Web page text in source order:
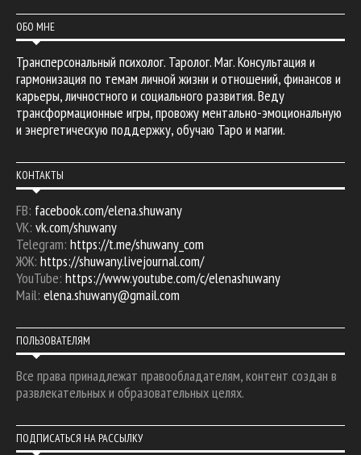
ОБО МНЕ
Трансперсональный психолог. Таролог. Маг. Консультация и
гармонизация по темам личной жизни и отношений, финансов и
карьеры, личностного и социального развития. Веду
трансформационные игры, провожу ментально-эмоциональную
и энергетическую поддержку, обучаю Таро и магии.
КОНТАКТЫ
FB: facebook.com/elena.shuwany
VK: vk.com/shuwany
Telegram: https://t.me/shuwany_com
ЖЖ: https://shuwany.livejournal.com/
YouTube: https://www.youtube.com/c/elenashuwany
Mail: elena.shuwany@gmail.com
ПОЛЬЗОВАТЕЛЯМ
Все права принадлежат правообладателям, контент создан в
развлекательных и образовательных целях.
ПОДПИСАТЬСЯ НА РАССЫЛКУ